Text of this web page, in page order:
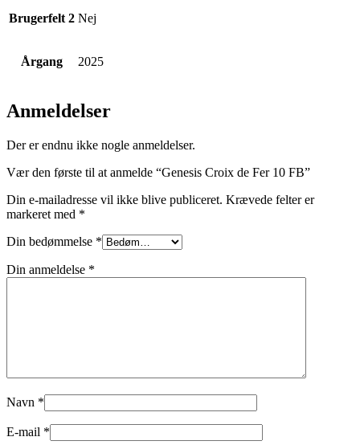
Brugerfelt 2 Nej
Årgang 2025
Anmeldelser
Der er endnu ikke nogle anmeldelser.
Vær den første til at anmelde “Genesis Croix de Fer 10 FB”
Din e-mailadresse vil ikke blive publiceret. Krævede felter er
markeret med *
Din bedømmelse *
Din anmeldelse *
Navn *
E-mail *